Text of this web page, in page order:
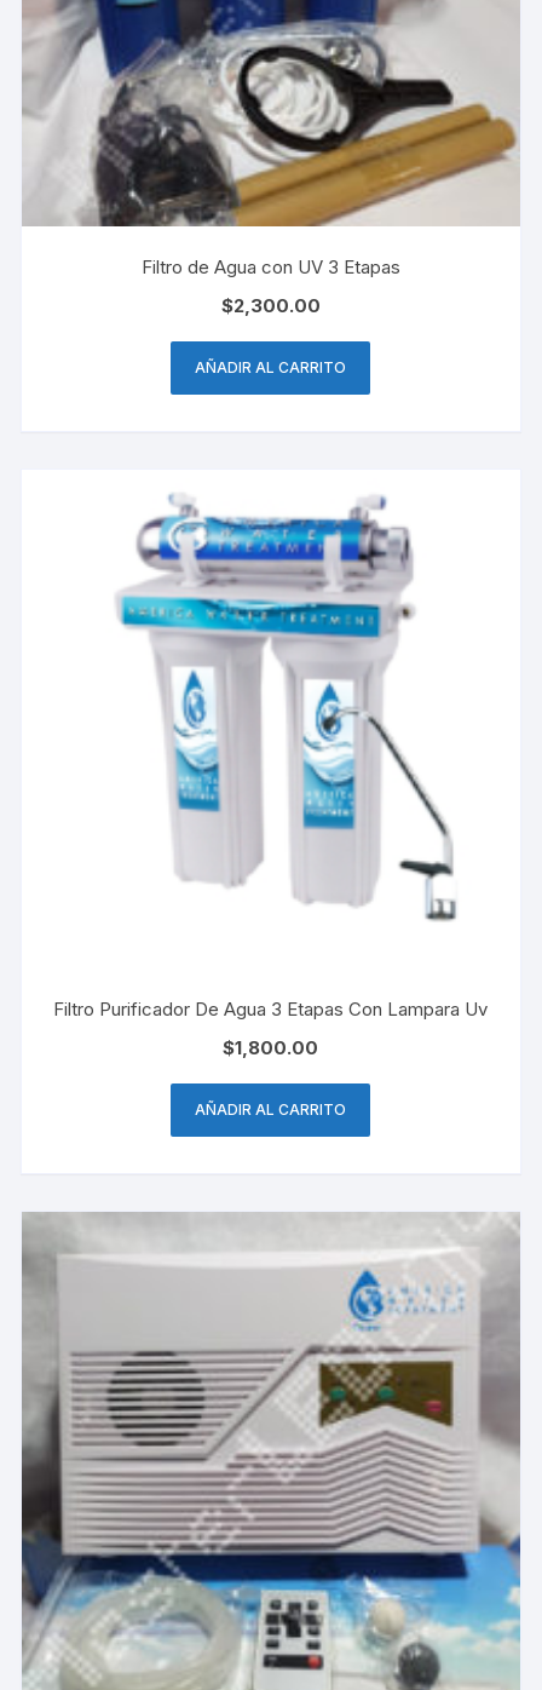
Filtro de Agua con UV 3 Etapas
$2,300.00
AÑADIR AL CARRITO
Filtro Purificador De Agua 3 Etapas Con Lampara Uv
$1,800.00
AÑADIR AL CARRITO